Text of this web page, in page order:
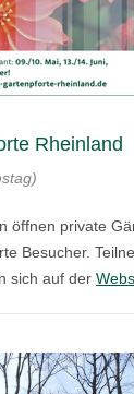
Rheinland
öffnen private
Besucher.
sich auf der